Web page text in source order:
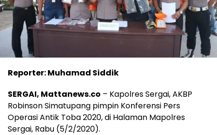
Reporter: Muhamad Siddik
SERGAI, Mattanews.co – Kapolres Sergai, AKBP
Robinson Simatupang pimpin Konferensi Pers
Operasi Antik Toba 2020, di Halaman Mapolres
Sergai, Rabu (5/2/2020).